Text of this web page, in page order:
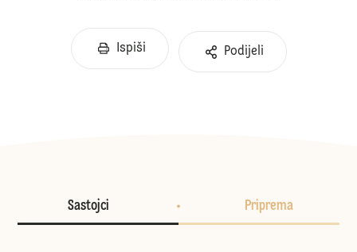
Ispiši Podijeli
Sastojci Priprema